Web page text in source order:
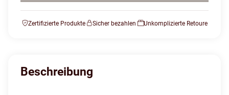
Zertifizierte Produkte Sicher bezahlen Unkomplizierte Retoure
Beschreibung